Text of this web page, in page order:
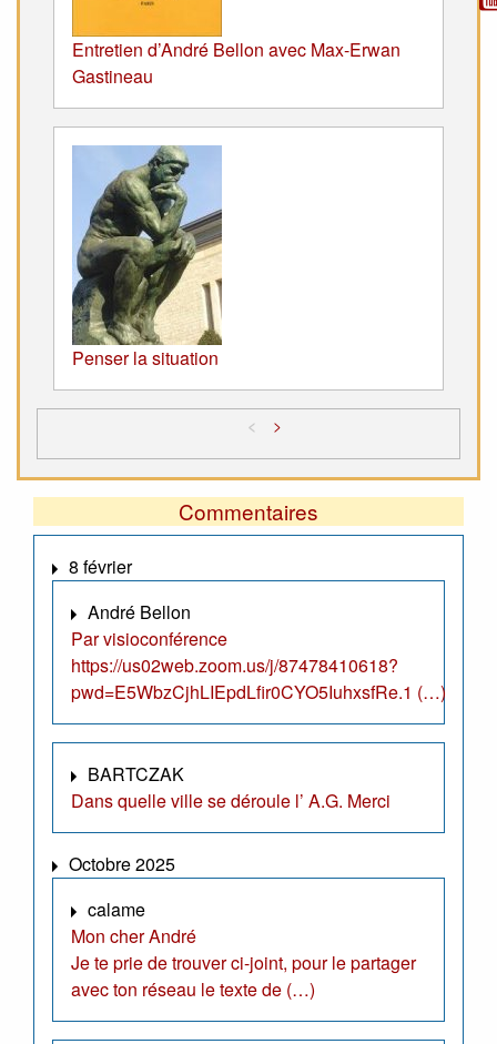
Entretien d’André Bellon avec Max-Erwan
Gastineau
Penser la situation
< >
Commentaires
8 février
André Bellon
Par visioconférence
https://us02web.zoom.us/j/87478410618?
pwd=E5WbzCjhLIEpdLfir0CYO5IuhxsfRe.1 (…)
BARTCZAK
Dans quelle ville se déroule l’ A.G. Merci
Octobre 2025
calame
Mon cher André
Je te prie de trouver ci-joint, pour le partager
avec ton réseau le texte de (…)